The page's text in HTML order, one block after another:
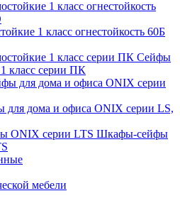
1 класс огнестойкость 60Б
Сейфы
класс серии ПК
дома и офиса ONIX серии LS,
Шкафы-сейфы
мебели